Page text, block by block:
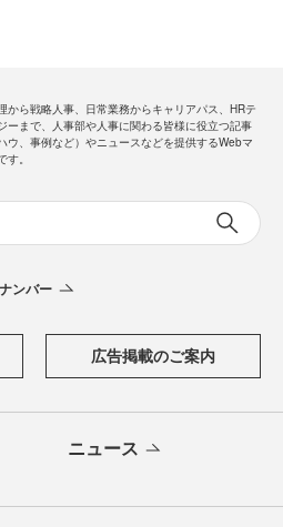
から戦略人事、日常業務からキャリアパス、HRテ
ーまで、人事部や人事に関わる皆様に役立つ記事
ウ、事例など）やニュースなどを提供するWebマ
す。
ンバー
広告掲載のご案内
ニュース